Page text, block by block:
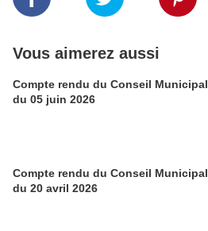
Vous aimerez aussi
Compte rendu du Conseil Municipal
du 05 juin 2026
Compte rendu du Conseil Municipal
du 20 avril 2026